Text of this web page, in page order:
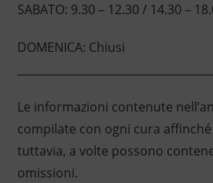
SABATO: 9.30 – 12.30 / 14.30 –
DOMENICA: Chiusi
Le informazioni contenute
compilate con ogni cura
tuttavia, a volte possono
omissioni.